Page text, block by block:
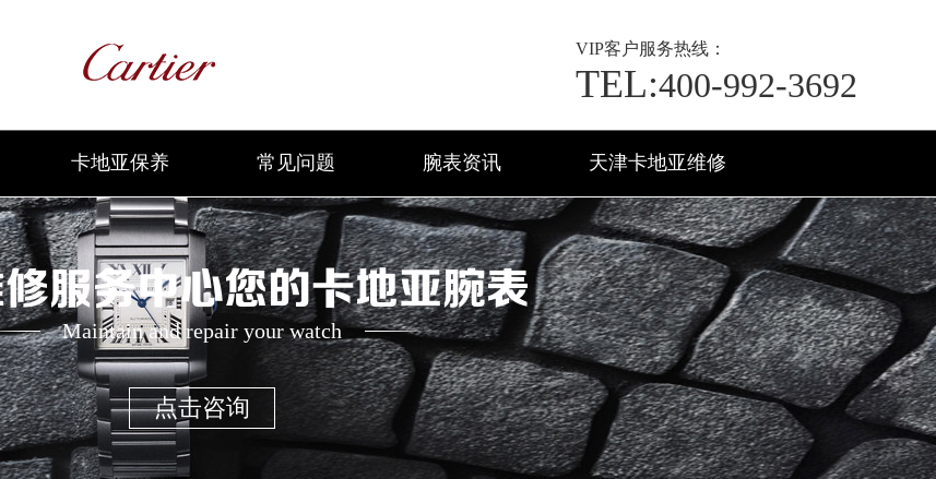
VIP客户服务热线：
TEL:400-992-3692
卡地亚保养 常见问题 腕表资讯 天津卡地亚维修
服务中心您的卡地亚腕表
Maintain and repair your watch
点击咨询